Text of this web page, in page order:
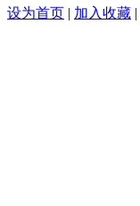
设为首页 | 加入收藏 |